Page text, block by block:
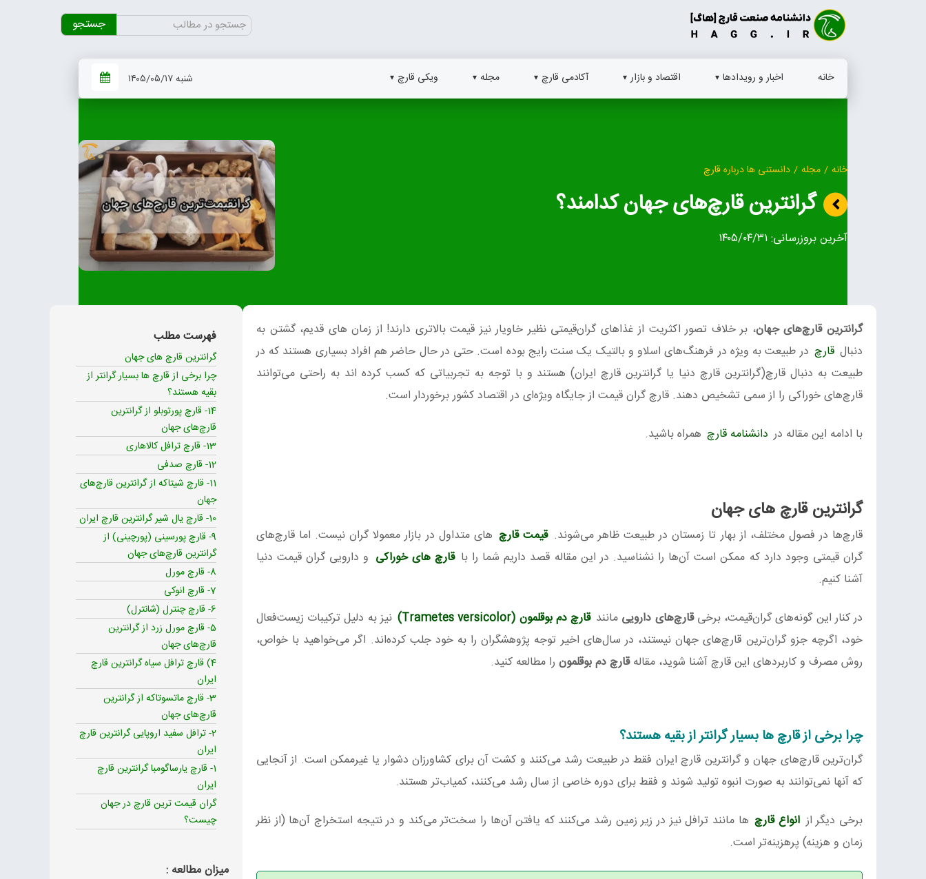
جستجو
برای:
خانه اخبار و رویدادها اقتصاد و بازار آکادمی قارچ مجله ویکی قارچ شنبه ۱۴۰۵/۰۵/۱۷
خانه / مجله / دانستنی ها درباره قارچ
گرانترین قارچ‌های جهان کدامند؟
آخرین بروزرسانی: ۱۴۰۵/۰۴/۳۱
گرانترین قارچ‌های جهان، بر خلاف تصور اکثریت از غذاهای گران‌قیمتی نظیر خاویار نیز قیمت بالاتری دارند! از زمان های قدیم، گشتن به
دنبال قارچ در طبیعت به ویژه در فرهنگ‌های اسلاو و بالتیک یک سنت رایج بوده است. حتی در حال حاضر هم افراد بسیاری هستند که در
طبیعت به دنبال قارچ(گرانترین قارچ دنیا یا گرانترین قارچ ایران) هستند و با توجه به تجربیاتی که کسب کرده اند به راحتی می‌توانند
قارچ‌های خوراکی را از سمی تشخیص دهند. قارچ گران قیمت از جایگاه ویژه‌ای در اقتصاد کشور برخوردار است.
با ادامه این مقاله در دانشنامه قارچ همراه باشید.
گرانترین قارچ های جهان
قارچ‌ها در فصول مختلف، از بهار تا زمستان در طبیعت ظاهر می‌شوند. قیمت قارچ‌ های متداول در بازار معمولا گران نیست. اما قارچ‌های
گران قیمتی وجود دارد که ممکن است آن‌ها را نشناسید. در این مقاله قصد داریم شما را با قارچ های خوراکی و دارویی گران قیمت دنیا
آشنا کنیم.
در کنار این گونه‌های گران‌قیمت، برخیقارچ‌های دارویی مانند قارچ دم بوقلمون (Trametes versicolor)
نیز به دلیل ترکیبات زیست‌فعال
خود، اگرچه جزو گران‌ترین قارچ‌های جهان نیستند، در سال‌های اخیر توجه پژوهشگران را به خود جلب کرده‌اند. اگر می‌خواهید با خواص،
روش مصرف و کاربردهای این قارچ آشنا شوید، مقالهقارچ دم بوقلمون را مطالعه کنید.
چرا برخی از قارچ ها بسیار گرانتر از بقیه هستند؟
گران‌ترین قارچ‌های جهان و گرانترین قارچ ایران فقط در طبیعت رشد می‌کنند و کشت آن برای کشاورزان دشوار یا غیرممکن است. از آنجایی
که آنها نمی‌توانند به صورت انبوه تولید شوند و فقط برای دوره خاصی از سال رشد می‌کنند، کمیاب‌تر هستند.
برخی دیگر از انواع قارچ‌ ها مانند ترافل نیز در زیر زمین رشد می‌کنند که یافتن آن‌ها را سخت‌تر می‌کند و در نتیجه استخراج آن‌ها (از نظر
زمان و هزینه) پرهزینه‌تر است.
فهرست مطلب
گرانترین قارچ های جهان
چرا برخی از قارچ ها بسیار گرانتر از
بقیه هستند؟
14- قارچ پورتوبلو از گرانترین
قارچ‌های جهان
13- قارچ ترافل کالاهاری
12- قارچ صدفی
11- قارچ‌ شیتاکه از گرانترین قارچ‌های
جهان
10- قارچ یال شیر گرانترین قارچ ایران
9- قارچ پورسینی (پورچینی) از
گرانترین قارچ‌های جهان
8- قارچ مورل
7- قارچ انوکی
6- قارچ چنترل (شانترل)
5- قارچ مورل زرد از گرانترین
قارچ‌های جهان
4) قارچ ترافل سیاه گرانترین قارچ
ایران
3- قارچ ماتسوتاکه از گرانترین
قارچ‌های جهان
2- ترافل سفید اروپایی گرانترین قارچ
ایران
1- قارچ یارساگومبا گرانترین قارچ
ایران
گران قیمت ترین قارچ در جهان
چیست؟
میزان مطالعه :